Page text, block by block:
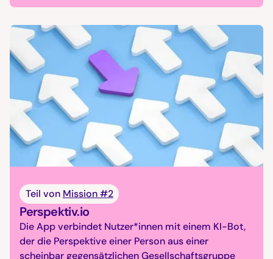
Teil von Mission #2
Perspektiv.io
Die App verbindet Nutzer*innen mit einem KI-Bot,
der die Perspektive einer Person aus einer
scheinbar gegensätzlichen Gesellschaftsgruppe